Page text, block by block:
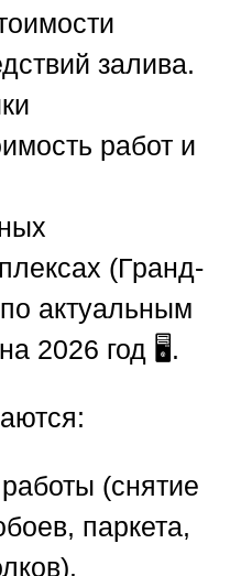
залива.
работ и
(Гранд-
актуальным
2026 год 🖥️.
(снятие
паркета,